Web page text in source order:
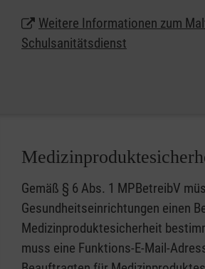
Verantwortung übernehmen,
und vielleicht sogar Leben retten.
Weitere Informationen zum
Schulsanitätsdienst
Gemäß § 6 Abs. 1 MPBetreibV
Gesundheitseinrichtungen einen
Medizinproduktesicherheit
muss eine Funktions-E-Mail-